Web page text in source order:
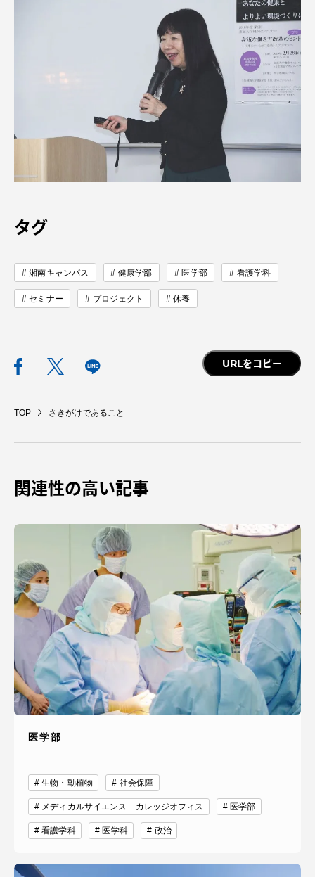
タグ
湘南キャンパス 健康学部 医学部 看護学科
セミナー プロジェクト 休養
URLをコピー
TOP さきがけであること
関連性の高い記事
医学部
生物・動植物 社会保障
メディカルサイエンス カレッジオフィス 医学部
看護学科 医学科 政治